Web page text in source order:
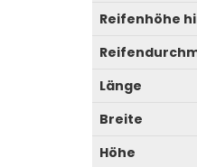
Reifenhöhe
Länge
Breite
Höhe